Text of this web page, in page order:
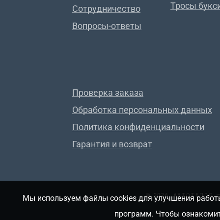
Сотрудничество
Вопросы-ответы
Тросы
Проверка заказа
Обработка персональных данных
Политика конфиденциальности
Гарантия и возврат
© 2026, АВТОТЕПЛО
Мы используем файлы cookies для улучшения
программ. Чтобы